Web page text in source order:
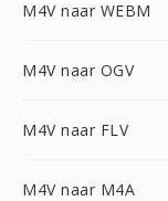
M4V naar WEBM
M4V naar OGV
M4V naar FLV
M4V naar M4A